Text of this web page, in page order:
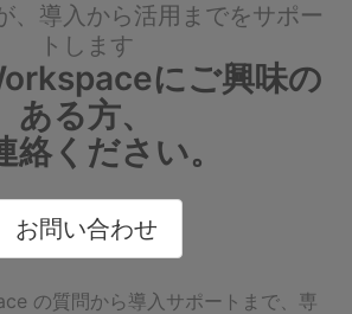
、導入から活用までをサポー
トします
にご興味の
ある方、
絡ください。
お問い合わせ
の質問から導入サポートまで、専